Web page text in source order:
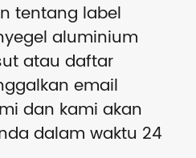
tentang label
aluminium
atau daftar
email
dan kami akan
dalam waktu 24